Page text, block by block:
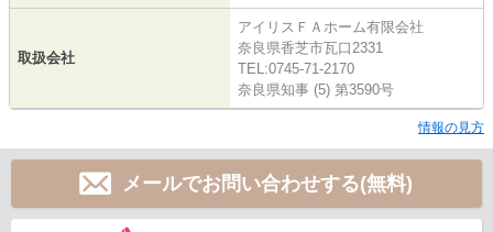
取扱会社
アイリスＦＡホーム有限会社
奈良県香芝市瓦口2331
TEL:0745-71-2170
奈良県知事 (5) 第3590号
情報の見方
メールでお問い合わせする(無料)